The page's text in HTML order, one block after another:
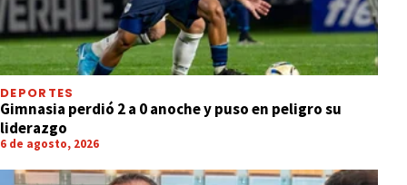
DEPORTES
Gimnasia perdió 2 a 0 anoche y puso en peligro su
liderazgo
6 de agosto, 2026